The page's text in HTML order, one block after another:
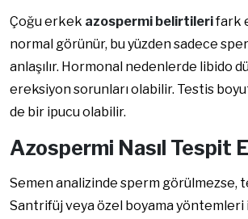
Çoğu erkek azospermi belirtilerifark
normal görünür, bu yüzden sadece
anlaşılır. Hormonal nedenlerde libido
ereksiyon sorunları olabilir. Testis
de bir ipucu olabilir.
Azospermi Nasıl Tespit
Semen analizinde sperm görülmezse,
Santrifüj veya özel boyama yöntemleri